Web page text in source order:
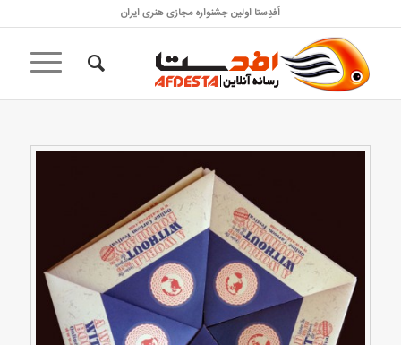
اَفدِستا اولین جشنواره مجازی هنری ایران